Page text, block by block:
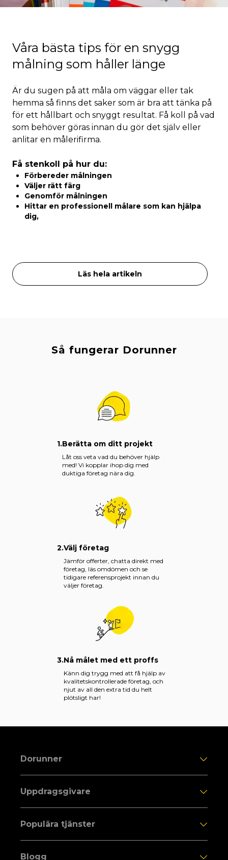
Våra bästa tips för en snygg
målning som håller länge
Är du sugen på att måla om väggar eller tak
hemma så finns det saker som är bra att tänka på
för ett hållbart och snyggt resultat. Få koll på vad
som behöver göras innan du gör det själv eller
anlitar en målerifirma.
Få stenkoll på hur du:
Förbereder målningen
Väljer rätt färg
Genomför målningen
Hittar en professionell målare som kan hjälpa
dig,
Läs hela artikeln
Så fungerar Dorunner
1.Berätta om ditt projekt
Låt oss veta vad du behöver hjälp
med! Vi kopplar ihop dig med
duktiga företag nära dig.
2.Välj företag
Jämför offerter, chatta direkt med
företag, läs omdömen och se
tidigare referensprojekt innan du
väljer företag.
3.Nå målet med ett proffs
Känn dig trygg med att få hjälp av
kvalitetskontrollerade företag, och
njut av all den extra tid du helt
plötsligt har!
Dorunner
Uppdragsgivare
Populära tjänster
Blogg